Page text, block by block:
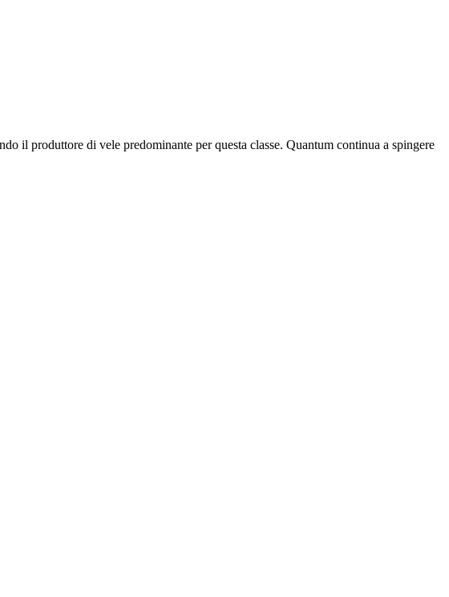
il produttore di vele predominante per questa classe. Quantum continua a spingere